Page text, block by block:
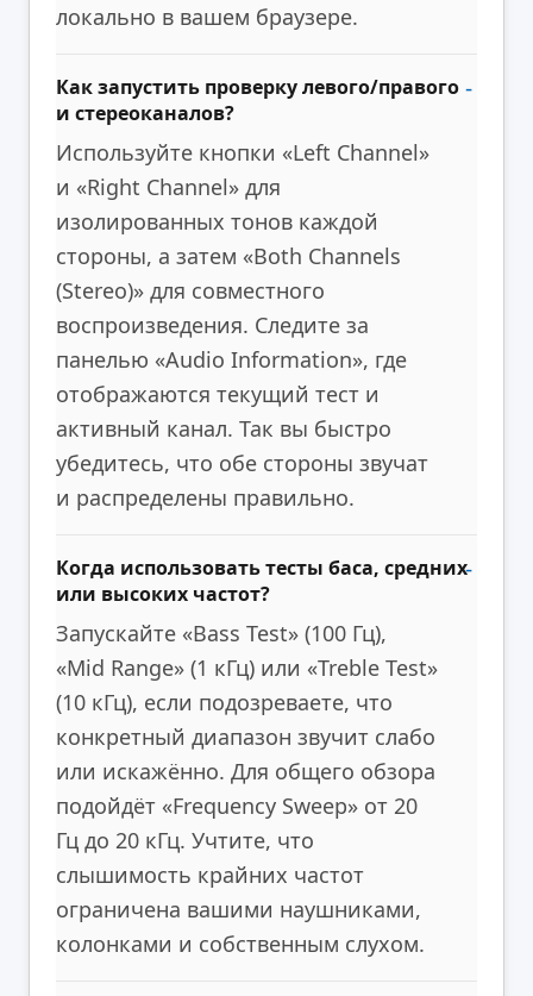
локально в вашем браузере.
Как запустить проверку левого/правого
и стереоканалов?
Используйте кнопки «Left Channel»
и «Right Channel» для
изолированных тонов каждой
стороны, а затем «Both Channels
(Stereo)» для совместного
воспроизведения. Следите за
панелью «Audio Information», где
отображаются текущий тест и
активный канал. Так вы быстро
убедитесь, что обе стороны звучат
и распределены правильно.
Когда использовать тесты баса, средних
или высоких частот?
Запускайте «Bass Test» (100 Гц),
«Mid Range» (1 кГц) или «Treble Test»
(10 кГц), если подозреваете, что
конкретный диапазон звучит слабо
или искажённо. Для общего обзора
подойдёт «Frequency Sweep» от 20
Гц до 20 кГц. Учтите, что
слышимость крайних частот
ограничена вашими наушниками,
колонками и собственным слухом.